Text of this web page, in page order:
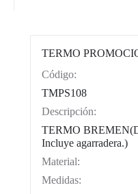
TERMO
Código:
TMPS108
Descripción:
TERMO
Incluye agarradera.)
Material:
Medidas: